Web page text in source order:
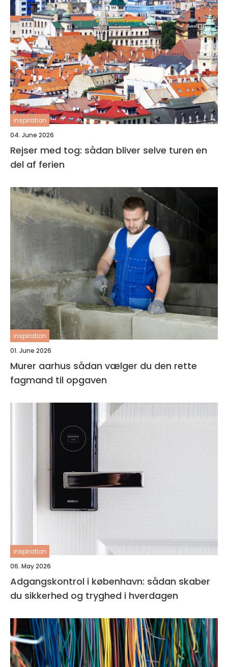
inspiration
04. June 2026
Rejser med tog: sådan bliver selve turen en
del af ferien
inspiration
01. June 2026
Murer aarhus sådan vælger du den rette
fagmand til opgaven
inspiration
06. May 2026
Adgangskontrol i københavn: sådan skaber
du sikkerhed og tryghed i hverdagen